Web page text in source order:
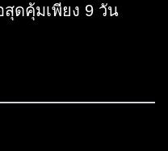
ดคุ้มเพียง 9 วัน